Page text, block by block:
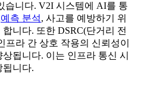
습니다. V2I 시스템에 AI를 통
예측 분석, 사고를 예방하기 위
니다. 또한 DSRC(단거리 전
라 간 상호 작용의 신뢰성이
됩니다. 이는 인프라 통신 시
됩니다.